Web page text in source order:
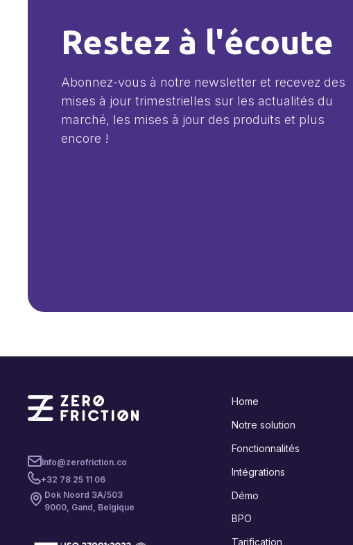
Restez à l'écoute
Abonnez-vous à notre newsletter et recevez des
mises à jour trimestrielles sur les actualités du
marché, les mises à jour des produits et plus
encore !
Info@zerofriction.co
+32 78 25 11 06
Dok Noord 3A/503
9000, Gand, Belgique
Home
Notre solution
Fonctionnalités
Intégrations
Démo
BPO
Tarification